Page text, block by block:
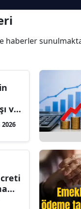
haberler
ve